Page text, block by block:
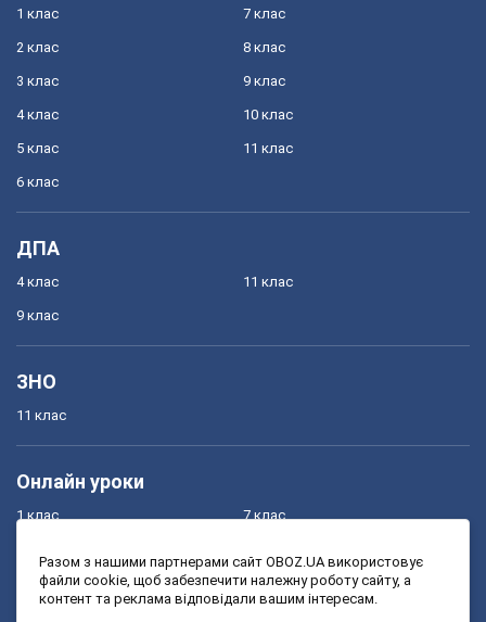
1 клас
2 клас
3 клас
4 клас
5 клас
6 клас
7 клас
8 клас
9 клас
10 клас
11 клас
ДПА
4 клас
9 клас
11 клас
ЗНО
11 клас
Онлайн уроки
1 клас
3 клас
7 клас
9 клас
Разом з нашими партнерами сайт OBOZ.UA використовує
файли cookie, щоб забезпечити належну роботу сайту, а
контент та реклама відповідали вашим інтересам.